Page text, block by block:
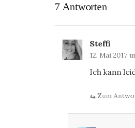
7 Antworten
Steffi
12. Mai 2017
Ich kann
Zum